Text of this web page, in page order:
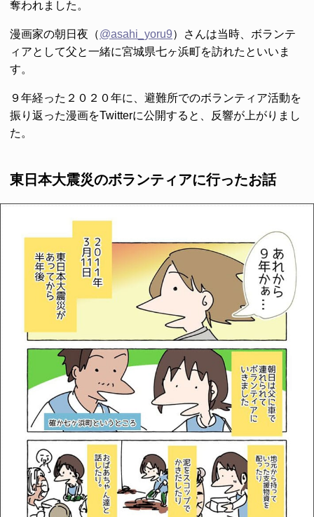
奪われました。
漫画家の朝日夜（@asahi_yoru9）さんは当時、ボランテ
ィアとして父と一緒に宮城県七ヶ浜町を訪れたといいま
す。
９年経った２０２０年に、避難所でのボランティア活動を
振り返った漫画をTwitterに公開すると、反響が上がりまし
た。
東日本大震災のボランティアに行ったお話